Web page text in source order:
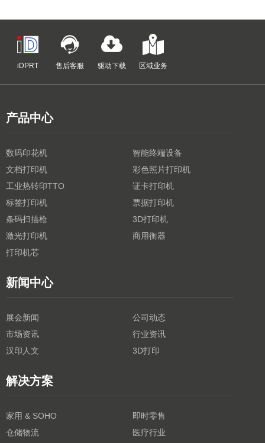
iDPRT 售后客服 驱动下载 区域业务
产品中心
数码印花机
智能终端设备
文档打印机
彩色照片打印机
工业热转印TTO
证卡打印机
标签打印机
票据打印机
条码扫描枪
3D打印机
激光打印机
商用衡器
打印机芯
新闻中心
展会新闻
公司动态
市场资讯
行业资讯
汉印人文
3D打印
解决方案
家用 & SOHO
即时零售
仓储物流
医疗行业